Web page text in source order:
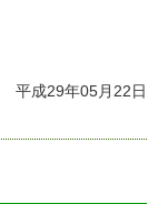
平成29年05月22日